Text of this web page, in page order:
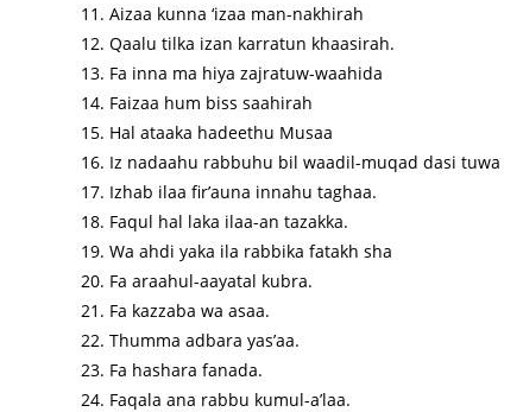
Aizaa kunna ‘izaa man-nakhirah
Qaalu tilka izan karratun khaasirah.
Fa inna ma hiya zajratuw-waahida
Faizaa hum biss saahirah
Hal ataaka hadeethu Musaa
Iz nadaahu rabbuhu bil waadil-muqad dasi tuwa
Izhab ilaa fir’auna innahu taghaa.
Faqul hal laka ilaa-an tazakka.
Wa ahdi yaka ila rabbika fatakh sha
Fa araahul-aayatal kubra.
Fa kazzaba wa asaa.
Thumma adbara yas’aa.
Fa hashara fanada.
Faqala ana rabbu kumul-a’laa.